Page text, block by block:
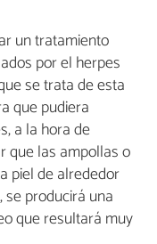
un tratamiento
por el herpes
se trata de esta
que pudiera
a la hora de
que las ampollas o
piel de alrededor
producirá una
que resultará muy